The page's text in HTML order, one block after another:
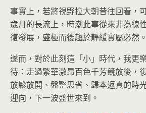
事實上，若將視野拉大朝昔往回看，
歲月的長流上，時潮此事從來非為線
復發展，盛極而後趨於靜緩實屬必然。
遂而，對於此刻這「小」時代，我更
待：走過繁華激昂百色千芳競放後，
放鬆放開、盤整思省、歸本返真的時
迎向，下一波盛世來到。